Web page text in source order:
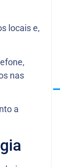
locais e,
nas
a